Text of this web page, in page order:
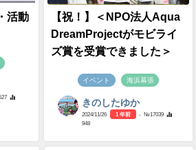
活動
【祝！】＜NPO法人Aqua
DreamProjectがモビライ
ズ賞を受賞できました＞
イベント 海浜幕張
きのしたゆか
2024/11/26 1 年前
- №17039
948